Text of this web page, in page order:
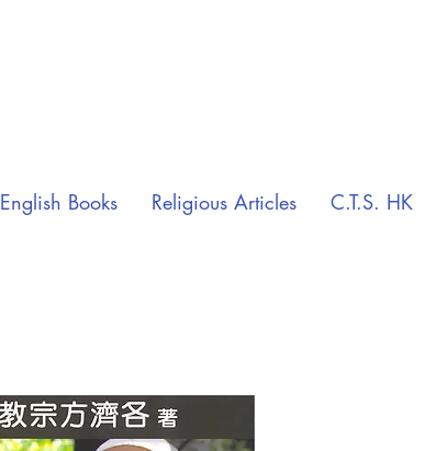
English Books Religious Articles C.T.S. HK